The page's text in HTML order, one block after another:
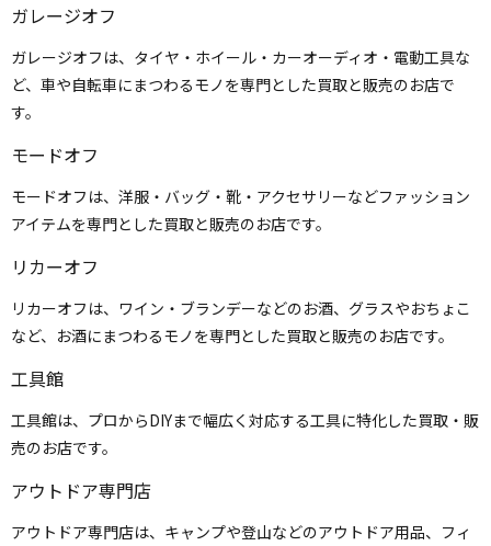
ガレージオフ
ガレージオフは、タイヤ・ホイール・カーオーディオ・電動工具な
ど、車や自転車にまつわるモノを専門とした買取と販売のお店で
す。
モードオフ
モードオフは、洋服・バッグ・靴・アクセサリーなどファッション
アイテムを専門とした買取と販売のお店です。
リカーオフ
リカーオフは、ワイン・ブランデーなどのお酒、グラスやおちょこ
など、お酒にまつわるモノを専門とした買取と販売のお店です。
工具館
工具館は、プロからDIYまで幅広く対応する工具に特化した買取・販
売のお店です。
アウトドア専門店
アウトドア専門店は、キャンプや登山などのアウトドア用品、フィ